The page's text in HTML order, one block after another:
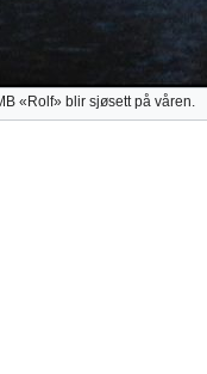
«Rolf» blir sjøsett på våren.